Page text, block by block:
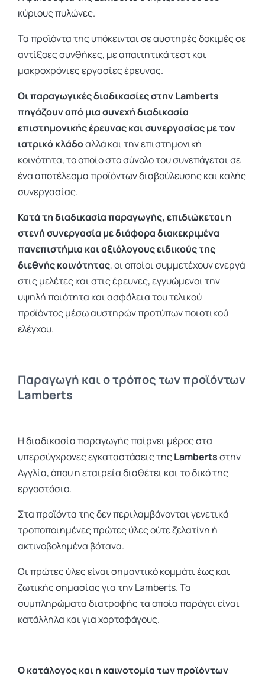
κύριους πυλώνες.
Τα προϊόντα της υπόκεινται σε αυστηρές δοκιμές σε
αντίξοες συνθήκες, με απαιτητικά τεστ και
μακροχρόνιες εργασίες έρευνας.
Οι παραγωγικές διαδικασίες στην Lamberts
πηγάζουν από μια συνεχή διαδικασία
επιστημονικής έρευνας και συνεργασίας με τον
ιατρικό κλάδοαλλά και την επιστημονική
κοινότητα, το οποίο στο σύνολο του συνεπάγεται σε
ένα αποτέλεσμα προϊόντων διαβούλευσης και καλής
συνεργασίας.
Κατά τη διαδικασία παραγωγής, επιδιώκεται η
στενή συνεργασία με διάφορα διακεκριμένα
πανεπιστήμια και αξιόλογους ειδικούς της
διεθνής κοινότητας, οι οποίοι συμμετέχουν ενεργά
στις μελέτες και στις έρευνες, εγγυώμενοι την
υψηλή ποιότητα και ασφάλεια του τελικού
προϊόντος μέσω αυστηρών προτύπων ποιοτικού
ελέγχου.
Παραγωγή και ο τρόπος των προϊόντων
Lamberts
Η διαδικασία παραγωγής παίρνει μέρος στα
υπερσύγχρονες εγκαταστάσεις τηςLambertsστην
Αγγλία, όπου η εταιρεία διαθέτει και το δικό της
εργοστάσιο.
Στα προϊόντα της δεν περιλαμβάνονται γενετικά
τροποποιημένες πρώτες ύλες ούτε ζελατίνη ή
ακτινοβολημένα βότανα.
Οι πρώτες ύλες είναι σημαντικό κομμάτι έως και
ζωτικής σημασίας για την Lamberts. Τα
συμπληρώματα διατροφής τα οποία παράγει είναι
κατάλληλα και για χορτοφάγους.
Ο κατάλογος και η καινοτομία των προϊόντων